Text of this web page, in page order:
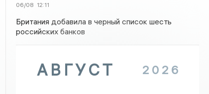
06/08 12:11
Британия добавила в черный список шесть
российских банков
АВГУСТ 2026